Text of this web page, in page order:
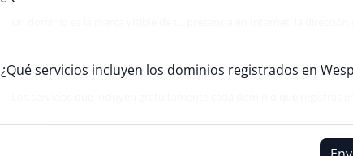
¿Qué servicios incluyen los dominios registrados en